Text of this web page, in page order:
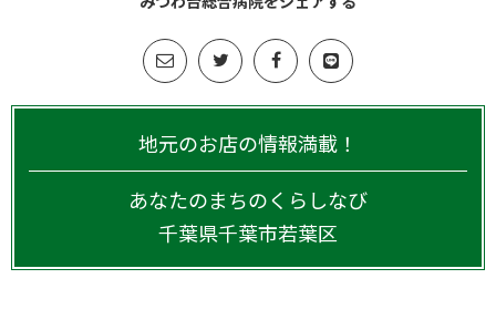
地元のお店の情報満載！
あなたのまちのくらしなび
千葉県千葉市若葉区